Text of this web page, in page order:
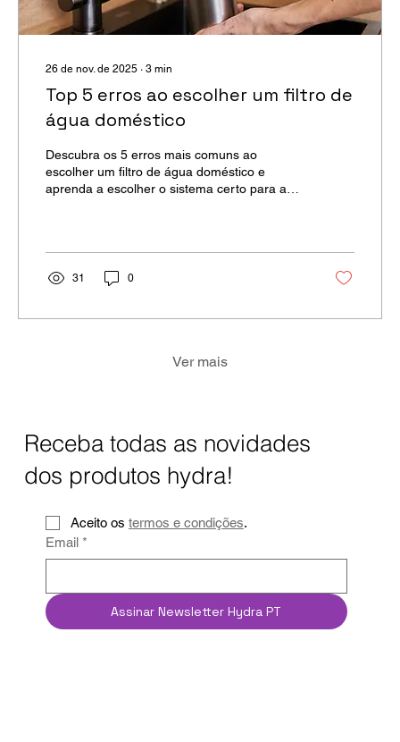
26 de nov. de 2025 ∙ 3 min
Top 5 erros ao escolher um filtro de
água doméstico
Descubra os 5 erros mais comuns ao
escolher um filtro de água doméstico e
aprenda a escolher o sistema certo para a
31 0
Ver mais
Receba todas as novidades
dos produtos hydra!
Aceito os termos e condições.
Email *
Assinar Newsletter Hydra PT